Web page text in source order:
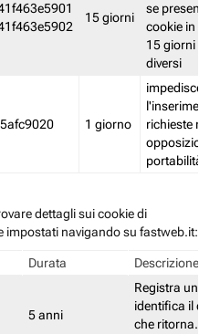
15 giorni
se presenti
cookie in un
15 giorni e
diversi
1 giorno
impedisce
l'inserimento
richieste
opposizione
portabilità
dettagli sui cookie di
impostati navigando su fastweb.it:
Durata Descrizione
5 anni
Registra un ID
identifica il
che ritorna.